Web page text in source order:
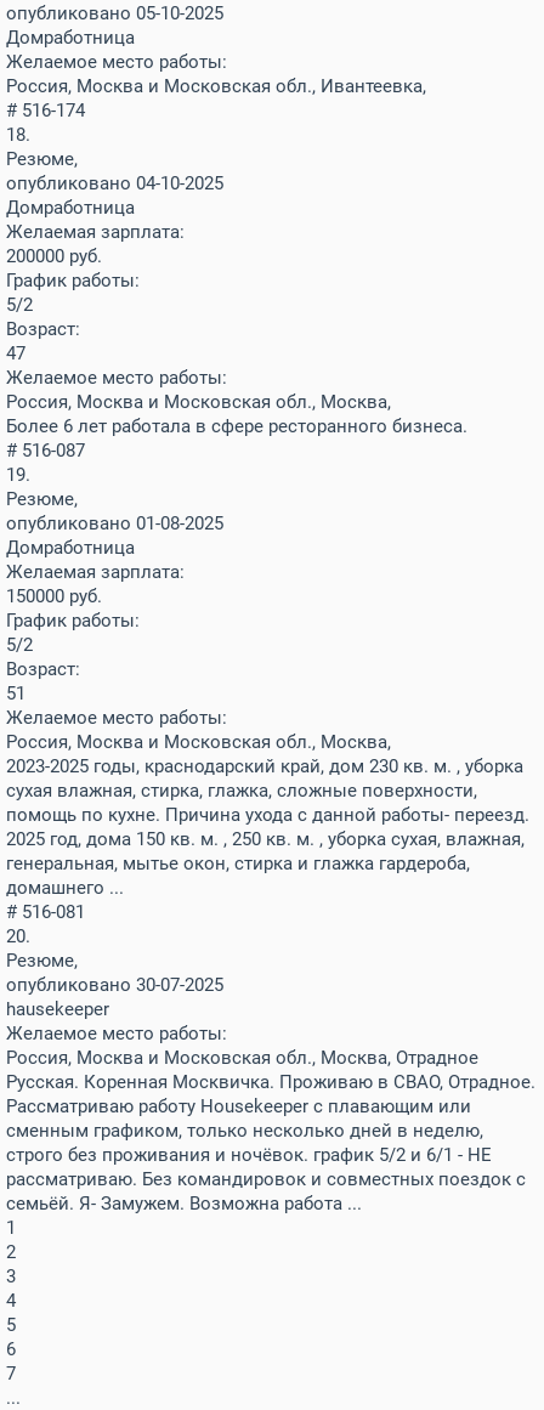
опубликовано 05-10-2025
Домработница
Желаемое место работы:
Россия, Москва и Московская обл., Ивантеевка,
# 516-174
18.
Резюме,
опубликовано 04-10-2025
Домработница
Желаемая зарплата:
200000 руб.
График работы:
5/2
Возраст:
47
Желаемое место работы:
Россия, Москва и Московская обл., Москва,
Более 6 лет работала в сфере ресторанного бизнеса.
# 516-087
19.
Резюме,
опубликовано 01-08-2025
Домработница
Желаемая зарплата:
150000 руб.
График работы:
5/2
Возраст:
51
Желаемое место работы:
Россия, Москва и Московская обл., Москва,
2023-2025 годы, краснодарский край, дом 230 кв. м. , уборка
сухая влажная, стирка, глажка, сложные поверхности,
помощь по кухне. Причина ухода с данной работы- переезд.
2025 год, дома 150 кв. м. , 250 кв. м. , уборка сухая, влажная,
генеральная, мытье окон, стирка и глажка гардероба,
домашнего ...
# 516-081
20.
Резюме,
опубликовано 30-07-2025
hausekeeper
Желаемое место работы:
Россия, Москва и Московская обл., Москва, Отрадное
Русская. Коренная Москвичка. Проживаю в СВАО, Отрадное.
Рассматриваю работу Housekeeper с плавающим или
сменным графиком, только несколько дней в неделю,
строго без проживания и ночёвок. график 5/2 и 6/1 - НЕ
рассматриваю. Без командировок и совместных поездок с
семьёй. Я- Замужем. Возможна работа ...
1
2
3
4
5
6
7
...